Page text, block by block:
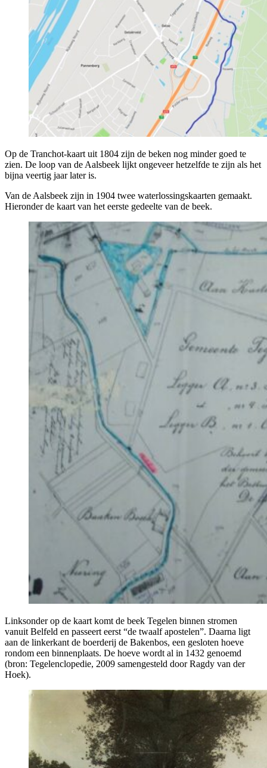
Op de Tranchot-kaart uit 1804 zijn de beken nog minder goed te
zien. De loop van de Aalsbeek lijkt ongeveer hetzelfde te zijn als het
bijna veertig jaar later is.
Van de Aalsbeek zijn in 1904 twee waterlossingskaarten gemaakt.
Hieronder de kaart van het eerste gedeelte van de beek.
Linksonder op de kaart komt de beek Tegelen binnen stromen
vanuit Belfeld en passeert eerst “de twaalf apostelen”. Daarna ligt
aan de linkerkant de boerderij de Bakenbos, een gesloten hoeve
rondom een binnenplaats. De hoeve wordt al in 1432 genoemd
(bron: Tegelenclopedie, 2009 samengesteld door Ragdy van der
Hoek).